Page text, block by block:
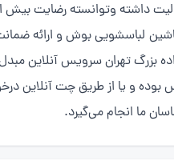
بزرگ تهران سرویس آنلاین
و یا از طریق چت آنلاین
ما انجام می‌گیرد.